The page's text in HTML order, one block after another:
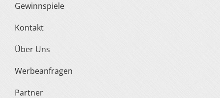
Gewinnspiele
Kontakt
Über Uns
Werbeanfragen
Partner